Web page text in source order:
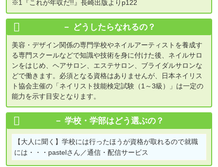
※1『これが年収だ!!』長崎出版よりp122
どうしたらなれるの？
美容・デザイン関係の専門学校やネイルアーティストを養成す
る専門スクールなどで知識や技術を身に付けた後、ネイルサロ
ンをはじめ、ヘアサロン、エステサロン、ブライダルサロンな
どで働きます。必須となる資格はありませんが、日本ネイリス
ト協会主催の「ネイリスト技能検定試験（1～3級）」は一定の
能力を示す目安となります。
学校・学部はどう選ぶの？
【大人に聞く】 学校には行ったほうが資格が取れるので就職
には・・・pastelさん／通信・配信サービス